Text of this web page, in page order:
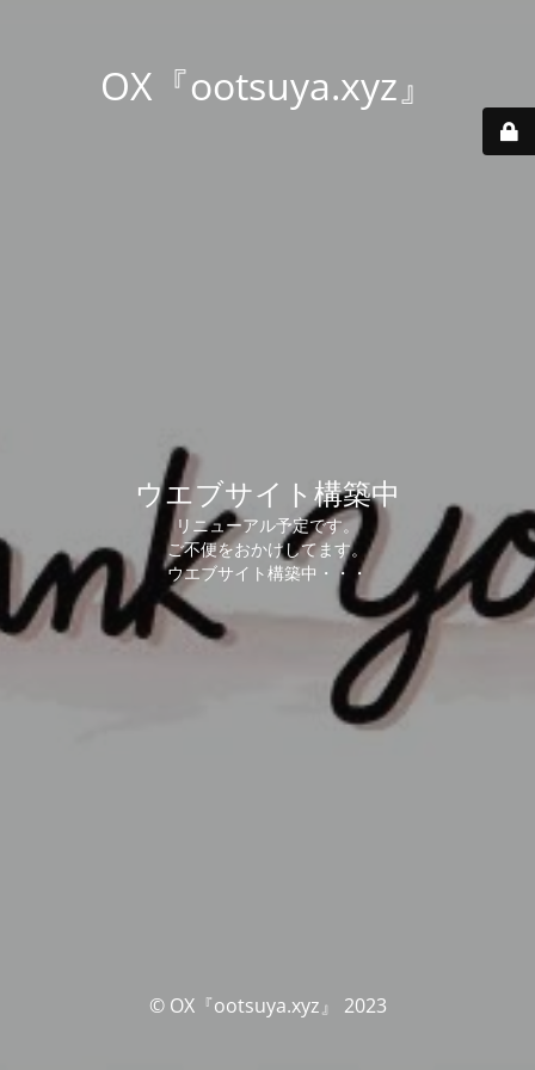
OX『ootsuya.xyz』
ウエブサイト構築中
リニューアル予定です。
ご不便をおかけしてます。
ウエブサイト構築中・・・
© OX『ootsuya.xyz』 2023